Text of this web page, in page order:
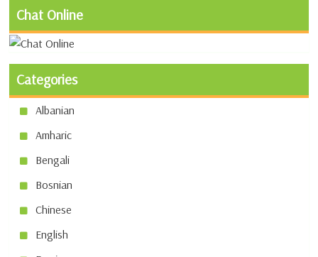
Chat Online
Categories
Albanian
Amharic
Bengali
Bosnian
Chinese
English